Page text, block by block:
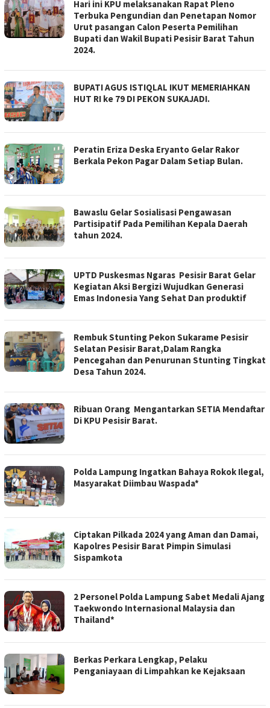
Hari ini KPU melaksanakan Rapat Pleno
Terbuka Pengundian dan Penetapan Nomor
Urut pasangan Calon Peserta Pemilihan
Bupati dan Wakil Bupati Pesisir Barat Tahun
2024.
BUPATI AGUS ISTIQLAL IKUT MEMERIAHKAN
HUT RI ke 79 DI PEKON SUKAJADI.
Peratin Eriza Deska Eryanto Gelar Rakor
Berkala Pekon Pagar Dalam Setiap Bulan.
Bawaslu Gelar Sosialisasi Pengawasan
Partisipatif Pada Pemilihan Kepala Daerah
tahun 2024.
UPTD Puskesmas Ngaras Pesisir Barat Gelar
Kegiatan Aksi Bergizi Wujudkan Generasi
Emas Indonesia Yang Sehat Dan produktif
Rembuk Stunting Pekon Sukarame Pesisir
Selatan Pesisir Barat,Dalam Rangka
Pencegahan dan Penurunan Stunting Tingkat
Desa Tahun 2024.
Ribuan Orang Mengantarkan SETIA Mendaftar
Di KPU Pesisir Barat.
Polda Lampung Ingatkan Bahaya Rokok Ilegal,
Masyarakat Diimbau Waspada*
Ciptakan Pilkada 2024 yang Aman dan Damai,
Kapolres Pesisir Barat Pimpin Simulasi
Sispamkota
2 Personel Polda Lampung Sabet Medali Ajang
Taekwondo Internasional Malaysia dan
Thailand*
Berkas Perkara Lengkap, Pelaku
Penganiayaan di Limpahkan ke Kejaksaan